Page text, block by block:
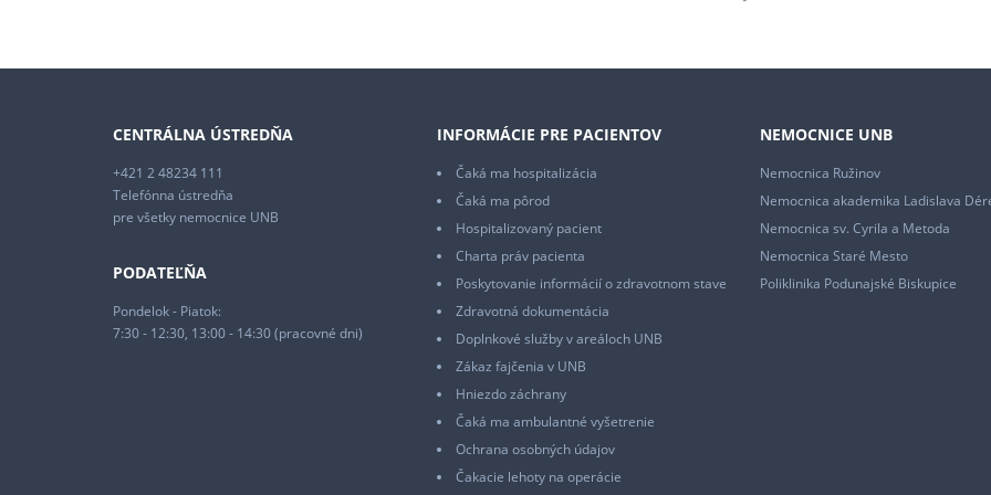
CENTRÁLNA ÚSTREDŇA
+421 2 48234 111
Telefónna ústredňa
pre všetky nemocnice UNB
PODATEĽŇA
Pondelok - Piatok:
7:30 - 12:30, 13:00 - 14:30 (pracovné dni)
INFORMÁCIE PRE PACIENTOV
Čaká ma hospitalizácia
Čaká ma pôrod
Hospitalizovaný pacient
Charta práv pacienta
Poskytovanie informácií o zdravotnom stave
Zdravotná dokumentácia
Doplnkové služby v areáloch UNB
Zákaz fajčenia v UNB
Hniezdo záchrany
Čaká ma ambulantné vyšetrenie
Ochrana osobných údajov
Čakacie lehoty na operácie
NEMOCNICE UNB
Nemocnica Ružinov
Nemocnica akademika Ladislava
Nemocnica sv. Cyrila a Metoda
Nemocnica Staré Mesto
Poliklinika Podunajské Biskupice